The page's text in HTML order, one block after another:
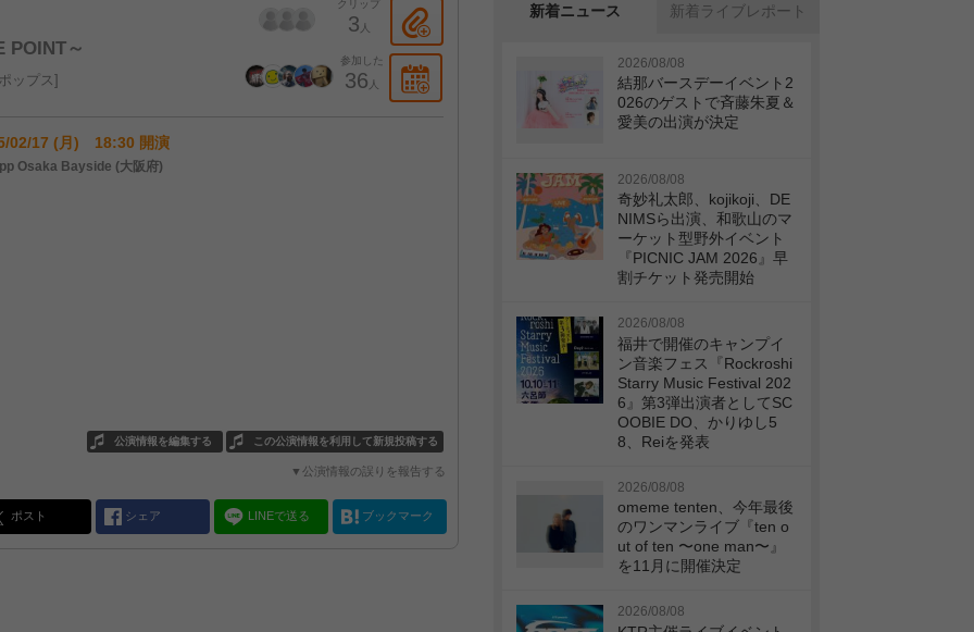
POINT～
クリップ
3 人
参加した
36 人
ップス
02/17 (月) 18:30 開演
Osaka Bayside (大阪府)
この公演情報を利用して新規投稿する
公演情報を編集する
▼公演情報の誤りを報告する
ポスト シェア LINEで送る ブックマーク
新着ニュース 新着ライブレポート
2026/08/08
結那バースデーイベント2
026のゲストで斉藤朱夏＆
愛美の出演が決定
2026/08/08
奇妙礼太郎、kojikoji、DE
NIMSら出演、和歌山のマ
ーケット型野外イベント
『PICNIC JAM 2026』早
割チケット発売開始
2026/08/08
福井で開催のキャンプイ
ン音楽フェス『Rockroshi
Starry Music Festival 202
6』第3弾出演者としてSC
OOBIE DO、かりゆし5
8、Reiを発表
2026/08/08
omeme tenten、今年最後
のワンマンライブ『ten o
ut of ten 〜one man〜』
を11月に開催決定
2026/08/08